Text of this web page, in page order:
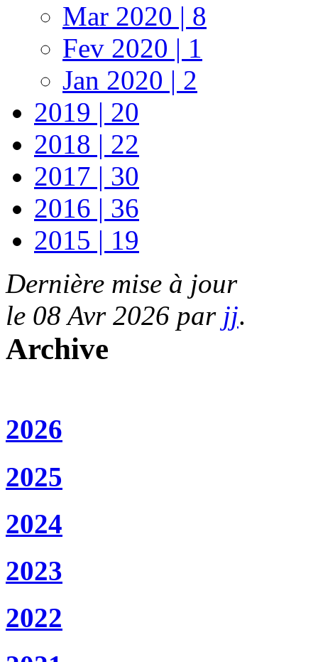
Mar 2020 | 8
Fev 2020 | 1
Jan 2020 | 2
2019 | 20
2018 | 22
2017 | 30
2016 | 36
2015 | 19
Dernière mise à jour
le 08 Avr 2026 par jj.
Archive
2026
2025
2024
2023
2022